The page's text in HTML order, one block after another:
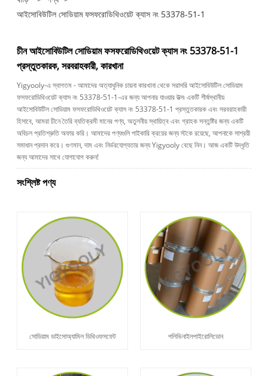
আইসোবিউটিল সোডিয়াম ফসফরোডিথিওয়েট ক্যাস নং 53378-51-1
চীন আইসোবিউটিল সোডিয়াম ফসফরোডিথিওয়েট ক্যাস নং 53378-51-1
প্রস্তুতকারক, সরবরাহকারী, কারখানা
Yigyooly-এ স্বাগতম - আমাদের অত্যাধুনিক চায়না কারখানা থেকে সরাসরি আইসোবিউটিল সোডিয়াম
ফসফরোডিথিওয়েট ক্যাস নং 53378-51-1-এর জন্য আপনার যাওয়ার উত্স৷ একটি শীর্ষস্থানীয়
আইসোবিউটিল সোডিয়াম ফসফরোডিথিওয়েট ক্যাস নং 53378-51-1 প্রস্তুতকারক এবং সরবরাহকারী
হিসাবে, আমরা চীনে তৈরি ব্যতিক্রমী মানের পণ্য, অতুলনীয় স্থায়িত্ব এবং গ্রাহক সন্তুষ্টির জন্য একটি
অবিচল প্রতিশ্রুতি অফার করি। আমাদের পণ্যগুলি পাইকারি ক্রয়ের জন্য স্টকে রয়েছে, আপনাকে সাশ্রয়ী
সমাধান প্রদান করে। গুণমান, দাম এবং নির্ভরযোগ্যতার জন্য Yigyooly বেছে নিন। আজ একটি উদ্ধৃতি
জন্য আমাদের সাথে যোগাযোগ করুন!
সংশ্লিষ্ট পণ্য
সোডিয়াম ডাইসোঅ্যামিল ডিথিওফসফেট পলিভিনাইলপাইরোলিডোন